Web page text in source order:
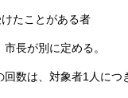
たことがある者
長が別に定める。
数は、対象者1人につ